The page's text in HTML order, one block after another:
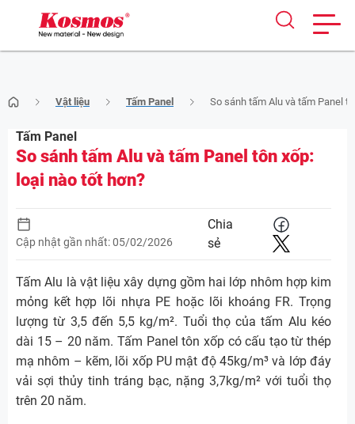
to
content
Vật liệu Tấm Panel So sánh tấm Alu và tấm Panel
Tấm Panel
So sánh tấm Alu và tấm Panel tôn xốp:
loại nào tốt hơn?
Cập nhật gần nhất: 05/02/2026
Chia
sẻ
Tấm Alu là vật liệu xây dựng gồm hai lớp nhôm hợp kim
mỏng kết hợp lõi nhựa PE hoặc lõi khoáng FR. Trọng
lượng từ 3,5 đến 5,5 kg/m². Tuổi thọ của tấm Alu kéo
dài 15 – 20 năm. Tấm Panel tôn xốp có cấu tạo từ thép
mạ nhôm – kẽm, lõi xốp PU mật độ 45kg/m³ và lớp đáy
vải sợi thủy tinh tráng bạc, nặng 3,7kg/m² với tuổi thọ
trên 20 năm.